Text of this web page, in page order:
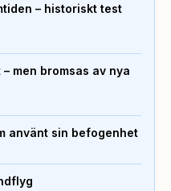
– historiskt test
men bromsas av nya
använt sin befogenhet